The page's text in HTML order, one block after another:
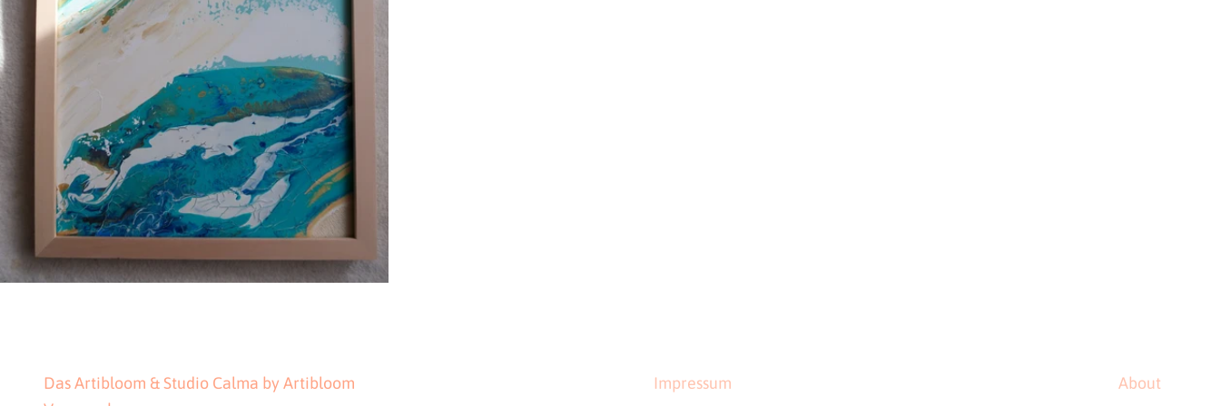
Das Artibloom & Studio Calma by Artibloom
Impressum About